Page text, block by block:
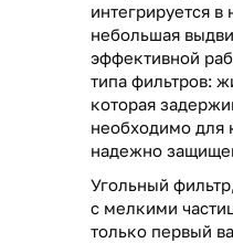
интегрируется
небольшая
эффективной
типа фильтров:
которая
необходимо для
надежно
Угольный
с мелкими
только первый